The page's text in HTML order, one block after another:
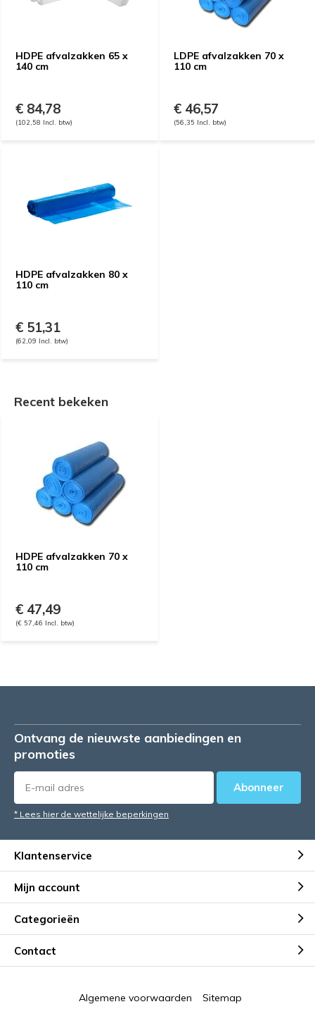
HDPE afvalzakken 65 x
140 cm
€ 84,78
(102,58 Incl. btw)
LDPE afvalzakken 70 x
110 cm
€ 46,57
(56,35 Incl. btw)
HDPE afvalzakken 80 x
110 cm
€ 51,31
(62,09 Incl. btw)
Recent bekeken
HDPE afvalzakken 70 x
110 cm
€ 47,49
(€ 57,46 Incl. btw)
Ontvang de nieuwste aanbiedingen en
promoties
Abonneer
* Lees hier de wettelijke beperkingen
Klantenservice
Mijn account
Categorieën
Contact
Algemene voorwaarden Sitemap